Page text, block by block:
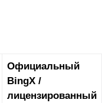
Официальный
BingX /
лицензированный